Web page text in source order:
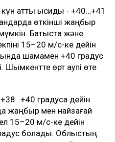
қайта алмай отыр
отбасы неге 10 млрд
талап етіп отыр
бала дауы: Қазақстан
отбасылық істер көбейіп